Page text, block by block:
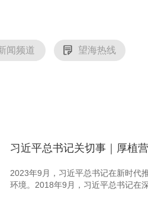
闻频道 望海热线
习近平总书记关切事｜厚植
2023年9月，习近平总书记在新时代
环境。2018年9月，习近平总书记在